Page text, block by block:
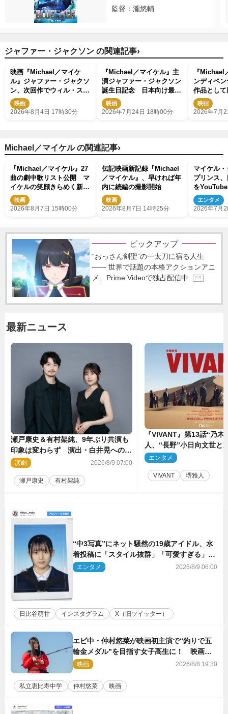
監督：瀧悠輔
ジャファー・ジャクソン の関連記事›
映画『Michael／マイケ
ル』ジャファー・ジャクソ
ン、次回作でウィル・スミ
スと共演！
映画
2026年8月4日 17時30分
『Michael／マイケル』主
演ジャファー・ジャクソン
誕生日記念 日本向け最新
インタビュー動画解禁
映画
2026年7月24日 18時00分
『Michael
ンディペ
作品とし
記録
映画
2026年7月
Michael／マイケル の関連記事›
『Michael／マイケル』27
曲の劇中歌リスト公開 マ
イケルの笑顔きらめく新映
像も
映画
2026年8月7日 15時00分
伝記映画新記録『Michael
／マイケル』、早ければ年
内に続編の撮影開始
映画
2026年8月7日 14時25分
マイケル
プリンス
を
エンタメ
2026年7月
ピックアップ
“おっさん剣聖”の一太刀に宿る人生
―― 世界で話題の本格アクションアニ
メ、Prime Videoで独占配信中
P R
最新ニュース
瀬戸康史＆有村架純、9年ぶり共演も
印象は変わらず 演出・白井晃への絶
大なる信頼を胸に舞台『キュー』に挑
演劇 2026/8/9 07:00
瀬戸康史 有村架純
『VIVANT』第13話“乃木
人、“長野”小日向文世
予想外の展開へ
エンタメ
VIVANT 堺雅人
“中3写真”にネット騒然の19歳アイドル、水
着投稿に「スタイル抜群」「可愛すぎる」と
絶賛の声
エンタメ 2026/8/9 06:00
日比谷萌甘 インスタグラム X（旧ツイッター）
エビ中・仲村悠菜が映画初主演で“釣りで五
輪金メダル”を目指す女子高生に！ 映画
『つりこまち』今秋公開
映画 2026/8/8 19:30
私立恵比寿中学 仲村悠菜 映画